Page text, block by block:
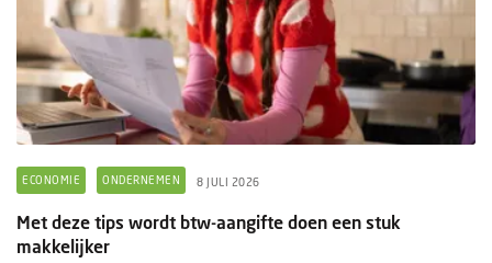
ECONOMIE ONDERNEMEN 8 JULI 2026
Met deze tips wordt btw-aangifte doen een stuk
makkelijker